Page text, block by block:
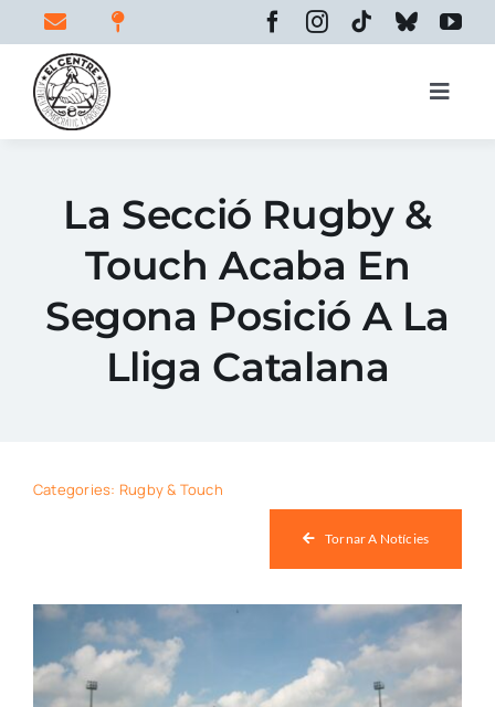
to
content
Toggle
El centre
Notícies
La Secció Rugby &
Touch Acaba En
Segona Posició A La
Lliga Catalana
Categories: Rugby & Touch
Tornar A Notícies